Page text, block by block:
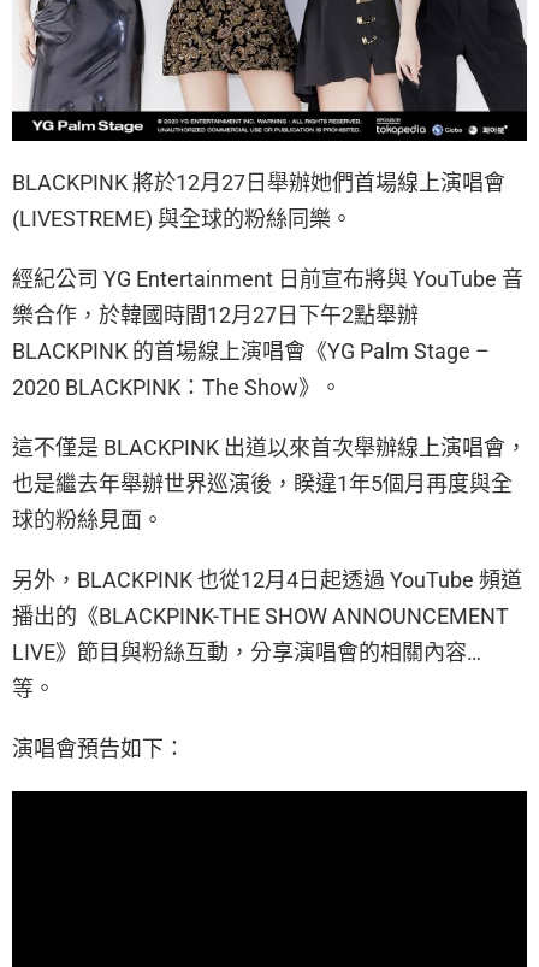
BLACKPINK 將於12月27日舉辦她們首場線上演唱會
(LIVESTREME) 與全球的粉絲同樂。
經紀公司 YG Entertainment 日前宣布將與 YouTube 音
樂合作，於韓國時間12月27日下午2點舉辦
BLACKPINK 的首場線上演唱會《YG Palm Stage –
2020 BLACKPINK：The Show》。
這不僅是 BLACKPINK 出道以來首次舉辦線上演唱會，
也是繼去年舉辦世界巡演後，睽違1年5個月再度與全
球的粉絲見面。
另外，BLACKPINK 也從12月4日起透過 YouTube 頻道
播出的《BLACKPINK-THE SHOW ANNOUNCEMENT
LIVE》節目與粉絲互動，分享演唱會的相關內容…
等。
演唱會預告如下：